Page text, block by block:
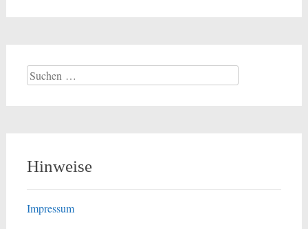
Suchen
nach:
Hinweise
Impressum